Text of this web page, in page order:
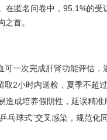
匿名问卷中，95.1%的受
首。
一次完成肝肾功能评估，
2小时内送检，夏季不超过
造成培养假阴性，延误精准
乓球式”交叉感染，规范化